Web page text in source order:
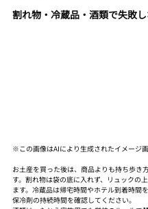
割れ物・冷蔵品・酒類で失敗
※この画像はAIにより生成されたイメージ画
お土産を買った後は、商品よりも持ち歩き
す。割れ物は袋の底に入れず、リュックの
ます。冷蔵品は帰宅時間やホテル到着時間
保冷剤の持続時間を確認してください。